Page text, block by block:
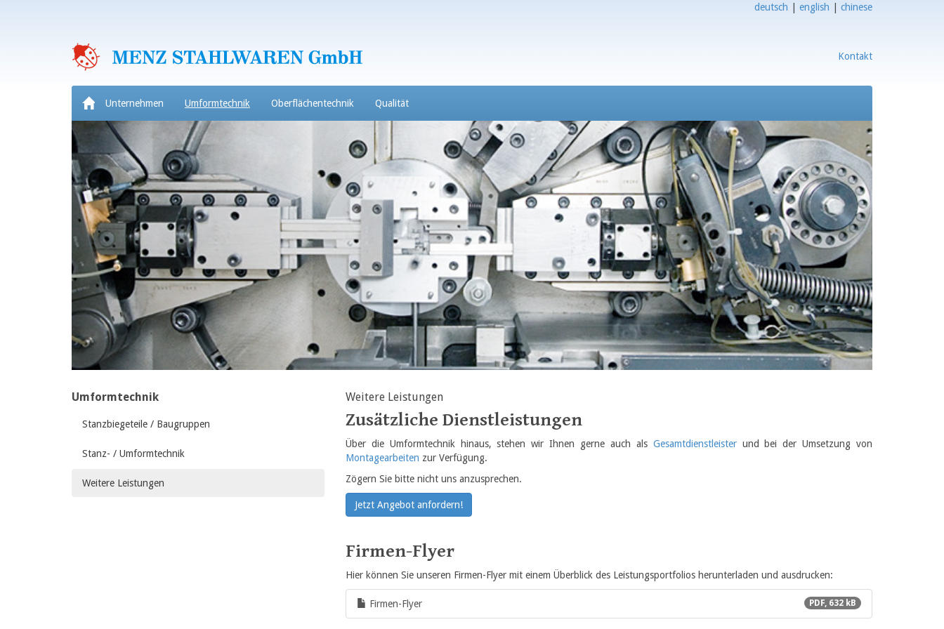
deutsch english chinese
Kontakt
Unternehmen Umformtechnik Oberflächentechnik Qualität
Umformtechnik
Stanzbiegeteile / Baugruppen
Stanz- / Umformtechnik
Weitere Leistungen
Weitere Leistungen
Zusätzliche Dienstleistungen
Über die Umformtechnik hinaus, stehen wir Ihnen gerne auch als Gesamtdienstleisterund bei der Umsetzung von
Montagearbeiten zur Verfügung.
Zögern Sie bitte nicht uns anzusprechen.
Jetzt Angebot anfordern!
Firmen-Flyer
Hier können Sie unseren Firmen-Flyer mit einem Überblick des Leistungsportfolios herunterladen und ausdrucken:
Firmen-Flyer PDF, 632 kB